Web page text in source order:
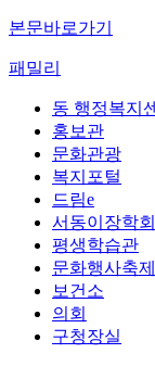
본문바로가기
패밀리
동 행정복지
홍보관
문화관광
복지포털
드림e
서동이장학회
평생학습관
문화행사축제
보건소
의회
구청장실